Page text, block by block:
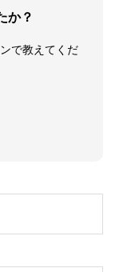
か？
で教えてくだ